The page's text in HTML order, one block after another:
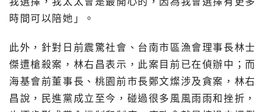
時間可以陪她」。
此外，針對日前震驚社會、台南市區漁會理事長林士
傑遭槍殺案，林右昌表示，此案目前已在偵辦中；而
海基會前董事長、桃園前市長鄭文燦涉及貪案，林右
昌說，民進黨成立至今，碰過很多風風雨雨和挫折，